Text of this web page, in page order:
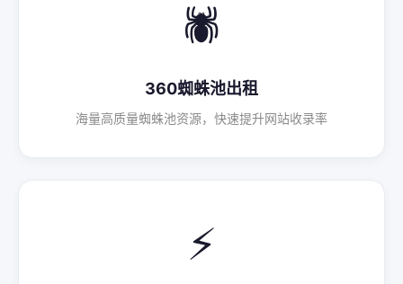
🕷️
360蜘蛛池出租
海量高质量蜘蛛池资源，快速提升网站收录率
⚡